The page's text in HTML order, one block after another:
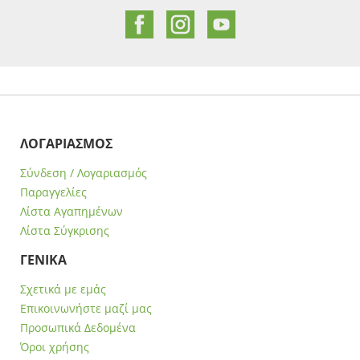
ΛΟΓΑΡΙΑΣΜΟΣ
Σύνδεση / Λογαριασμός
Παραγγελίες
Λίστα Αγαπημένων
Λίστα Σύγκρισης
ΓΕΝΙΚΑ
Σχετικά με εμάς
Επικοινωνήστε μαζί μας
Προσωπικά Δεδομένα
Όροι χρήσης